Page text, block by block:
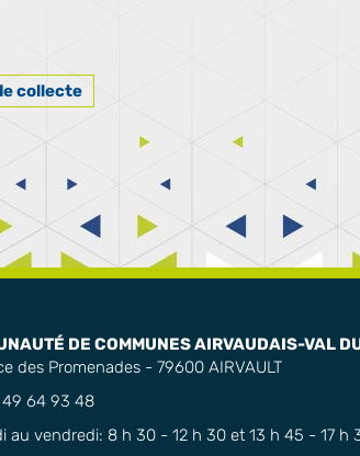
collecte
DE COMMUNES AIRVAUDAIS-VAL
des Promenades - 79600 AIRVAULT
49 64 93 48
au vendredi: 8 h 30 - 12 h 30 et 13 h 45 - 17 h